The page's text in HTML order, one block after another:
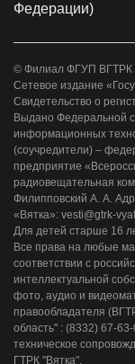
Федерации)
© Филиал ФГУП ВГТРК
Сетевое издание
Свидетельство о
Выдано Федеральной
информационных
(соучредители) –
предприятие
радиовещательная
Филипповский А. А.
«Вятка»: vesti@gtrk-
Для детей старше 16
Все права на любые
соответствии с
интеллектуальной
фото, аудио и
правообладателя
область" : (8332) 67-
техническое
ГТРК "Вятка".